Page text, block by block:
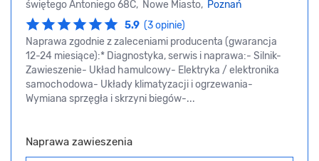
świętego Antoniego 68C, Nowe Miasto, Poznań
5.9 (3 opinie)
Naprawa zgodnie z zaleceniami producenta (gwarancja
12-24 miesiące):* Diagnostyka, serwis i naprawa:- Silnik-
Zawieszenie- Układ hamulcowy- Elektryka / elektronika
samochodowa- Układy klimatyzacji i ogrzewania-
Wymiana sprzęgła i skrzyni biegów-...
Naprawa zawieszenia